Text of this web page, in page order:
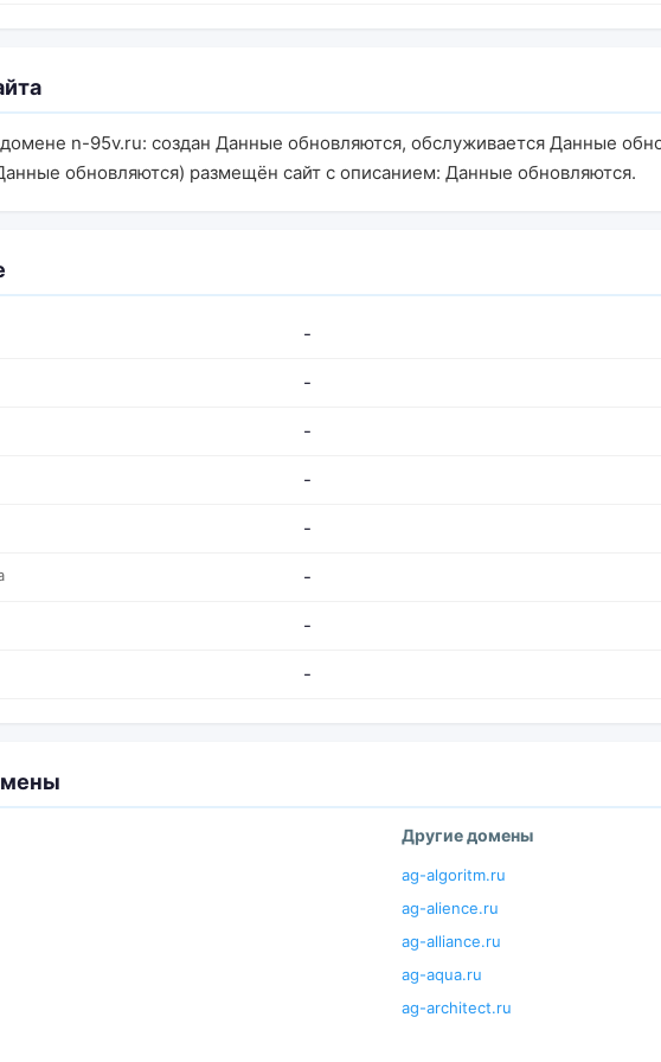
n-95v.ru: создан Данные обновляются, обслуживается Данные
обновляются) размещён сайт с описанием: Данные обновляются.
-
-
-
-
-
-
-
-
Другие домены
ag-algoritm.ru
ag-alience.ru
ag-alliance.ru
ag-aqua.ru
ag-architect.ru